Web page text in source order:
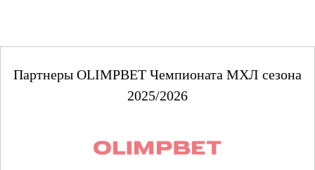
Партнеры OLIMPBET Чемпионата МХЛ сезона
2025/2026